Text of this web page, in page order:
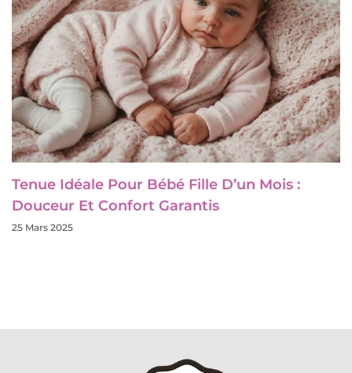
Tenue Idéale Pour Bébé Fille D’un Mois :
Douceur Et Confort Garantis
25 Mars 2025